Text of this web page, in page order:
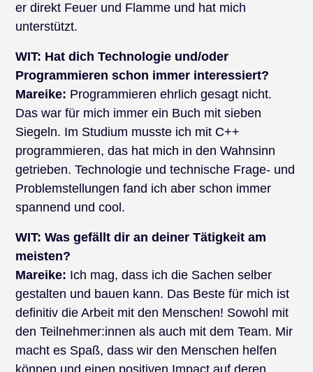
er direkt Feuer und Flamme und hat mich
unterstützt.
WIT: Hat dich Technologie und/oder
Programmieren schon immer interessiert?
Mareike: Programmieren ehrlich gesagt nicht.
Das war für mich immer ein Buch mit sieben
Siegeln. Im Studium musste ich mit C++
programmieren, das hat mich in den Wahnsinn
getrieben. Technologie und technische Frage- und
Problemstellungen fand ich aber schon immer
spannend und cool.
WIT: Was gefällt dir an deiner Tätigkeit am
meisten?
Mareike: Ich mag, dass ich die Sachen selber
gestalten und bauen kann. Das Beste für mich ist
definitiv die Arbeit mit den Menschen! Sowohl mit
den Teilnehmer:innen als auch mit dem Team. Mir
macht es Spaß, dass wir den Menschen helfen